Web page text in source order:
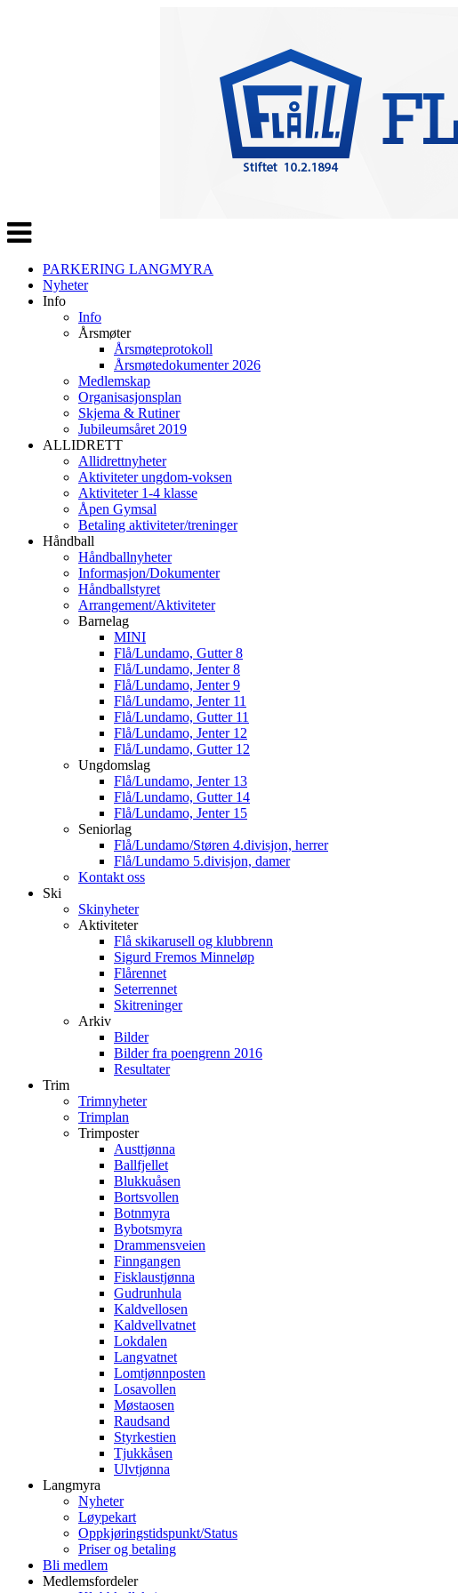
Veksle
navigasjon
PARKERING LANGMYRA
Nyheter
Info
Info
Årsmøter
Årsmøteprotokoll
Årsmøtedokumenter 2026
Medlemskap
Organisasjonsplan
Skjema & Rutiner
Jubileumsåret 2019
ALLIDRETT
Allidrettnyheter
Aktiviteter ungdom-voksen
Aktiviteter 1-4 klasse
Åpen Gymsal
Betaling aktiviteter/treninger
Håndball
Håndballnyheter
Informasjon/Dokumenter
Håndballstyret
Arrangement/Aktiviteter
Barnelag
MINI
Flå/Lundamo, Gutter 8
Flå/Lundamo, Jenter 8
Flå/Lundamo, Jenter 9
Flå/Lundamo, Jenter 11
Flå/Lundamo, Gutter 11
Flå/Lundamo, Jenter 12
Flå/Lundamo, Gutter 12
Ungdomslag
Flå/Lundamo, Jenter 13
Flå/Lundamo, Gutter 14
Flå/Lundamo, Jenter 15
Seniorlag
Flå/Lundamo/Støren 4.divisjon, herrer
Flå/Lundamo 5.divisjon, damer
Kontakt oss
Ski
Skinyheter
Aktiviteter
Flå skikarusell og klubbrenn
Sigurd Fremos Minneløp
Flårennet
Seterrennet
Skitreninger
Arkiv
Bilder
Bilder fra poengrenn 2016
Resultater
Trim
Trimnyheter
Trimplan
Trimposter
Austtjønna
Ballfjellet
Blukkuåsen
Bortsvollen
Botnmyra
Bybotsmyra
Drammensveien
Finngangen
Fisklaustjønna
Gudrunhula
Kaldvellosen
Kaldvellvatnet
Lokdalen
Langvatnet
Lomtjønnposten
Losavollen
Møstaosen
Raudsand
Styrkestien
Tjukkåsen
Ulvtjønna
Langmyra
Nyheter
Løypekart
Oppkjøringstidspunkt/Status
Priser og betaling
Bli medlem
Medlemsfordeler